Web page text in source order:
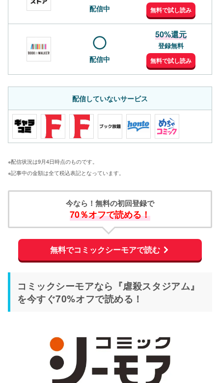
配信中 無料で試し読み
配信中
50%還元
登録無料
無料で試し読み
配信していないサービス
※配信状況は9月4日時点のものです。
※記事中の金額は全て税込表記となっています。
今なら！無料の初回登録で
70％オフで読める！
無料でコミックシーモアで読む
コミックシーモアなら『虐殺スタジアム』
を今すぐ70%オフで読める！